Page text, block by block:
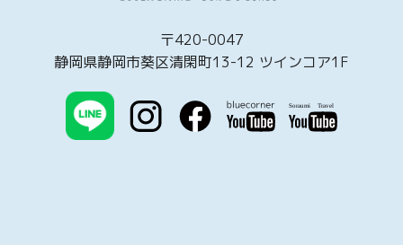
〒420-0047
静岡県静岡市葵区清閑町13-12 ツインコア1F